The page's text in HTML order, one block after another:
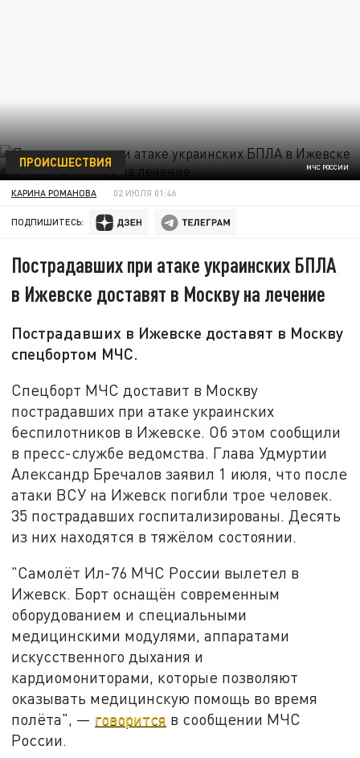
МЧС РОССИИ
ПРОИСШЕСТВИЯ
КАРИНА РОМАНОВА 02 ИЮЛЯ 01:46
ПОДПИШИТЕСЬ:
Пострадавших при атаке украинских БПЛА
в Ижевске доставят в Москву на лечение
Пострадавших в Ижевске доставят в Москву
спецбортом МЧС.
Спецборт МЧС доставит в Москву
пострадавших при атаке украинских
беспилотников в Ижевске. Об этом сообщили
в пресс-службе ведомства. Глава Удмуртии
Александр Бречалов заявил 1 июля, что после
атаки ВСУ на Ижевск погибли трое человек.
35 пострадавших госпитализированы. Десять
из них находятся в тяжёлом состоянии.
"Самолёт Ил-76 МЧС России вылетел в
Ижевск. Борт оснащён современным
оборудованием и специальными
медицинскими модулями, аппаратами
искусственного дыхания и
кардиомониторами, которые позволяют
оказывать медицинскую помощь во время
полёта", — говорится в сообщении МЧС
России.